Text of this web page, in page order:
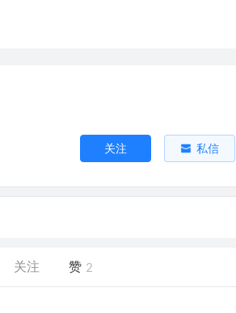
关注 私信
关注 赞 2